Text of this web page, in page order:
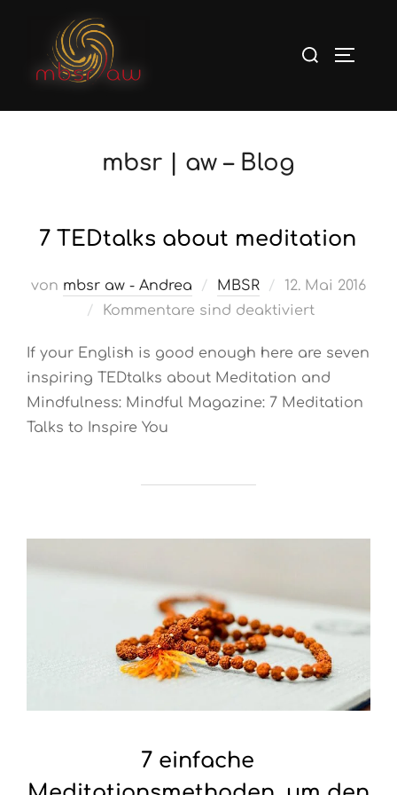
springen
Suchen
mbsr | aw – Blog
7 TEDtalks about meditation
von mbsr aw - Andrea MBSR
Veröffentlicht
am
12. Mai 2016
Kommentare sind deaktiviert
If your English is good enough here are seven
inspiring TEDtalks about Meditation and
Mindfulness: Mindful Magazine: 7 Meditation
Talks to Inspire You
7 einfache